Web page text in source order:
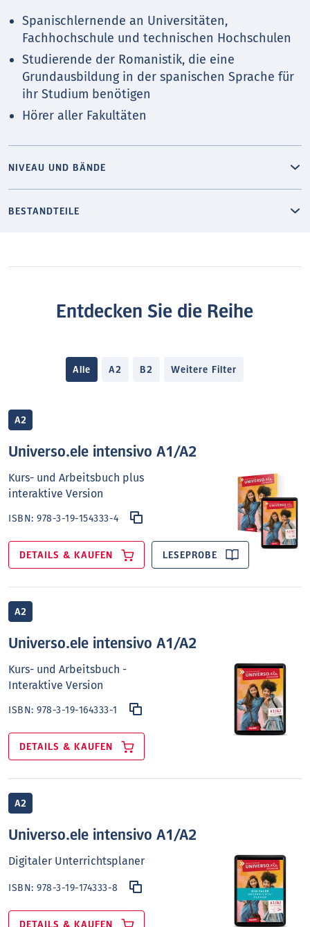
Spanischlernende an Universitäten,
Fachhochschule und technischen Hochschulen
Studierende der Romanistik, die eine
Grundausbildung in der spanischen Sprache für
ihr Studium benötigen
Hörer aller Fakultäten
NIVEAU UND BÄNDE
BESTANDTEILE
Entdecken Sie die Reihe
Alle A2 B2 Weitere Filter
A2
Universo.ele intensivo A1/A2
Kurs- und Arbeitsbuch plus
interaktive Version
ISBN:978-3-19-154333-4
DETAILS & KAUFEN LESEPROBE
A2
Universo.ele intensivo A1/A2
Kurs- und Arbeitsbuch -
Interaktive Version
ISBN:978-3-19-164333-1
DETAILS & KAUFEN
A2
Universo.ele intensivo A1/A2
Digitaler Unterrichtsplaner
ISBN:978-3-19-174333-8
DETAILS & KAUFEN